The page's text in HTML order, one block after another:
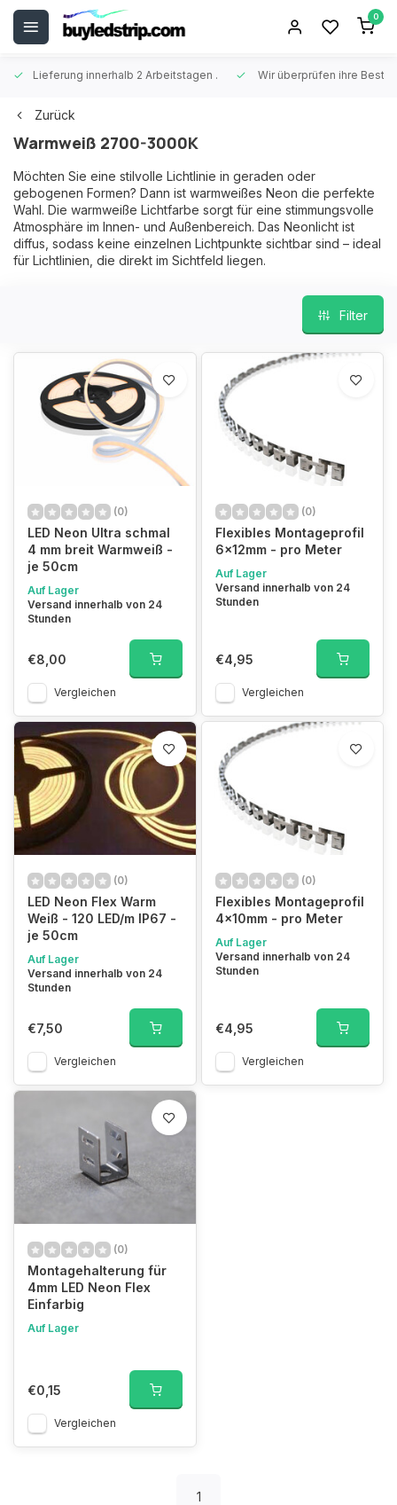
0
Lieferung innerhalb 2 Arbeitstagen . Wir überprüfen ihre
Zurück
Warmweiß 2700-3000K
Möchten Sie eine stilvolle Lichtlinie in geraden oder
gebogenen Formen? Dann ist warmweißes Neon die perfekte
Wahl. Die warmweiße Lichtfarbe sorgt für eine stimmungsvolle
Atmosphäre im Innen- und Außenbereich. Das Neonlicht ist
diffus, sodass keine einzelnen Lichtpunkte sichtbar sind – ideal
für Lichtlinien, die direkt im Sichtfeld liegen.
Filter
(0)
LED Neon Ultra schmal
4 mm breit Warmweiß -
je 50cm
Auf Lager
Versand innerhalb von 24
Stunden
€8,00
Vergleichen
(0)
Flexibles Montageprofil
6x12mm - pro Meter
Auf Lager
Versand innerhalb von 24
Stunden
€4,95
Vergleichen
(0)
LED Neon Flex Warm
Weiß - 120 LED/m IP67 -
je 50cm
Auf Lager
Versand innerhalb von 24
Stunden
€7,50
Vergleichen
(0)
Flexibles Montageprofil
4x10mm - pro Meter
Auf Lager
Versand innerhalb von 24
Stunden
€4,95
Vergleichen
(0)
Montagehalterung für
4mm LED Neon Flex
Einfarbig
Auf Lager
€0,15
Vergleichen
1